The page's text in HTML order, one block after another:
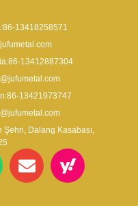
13418258571
13412887304
13421973747
Dalang Kasabası,